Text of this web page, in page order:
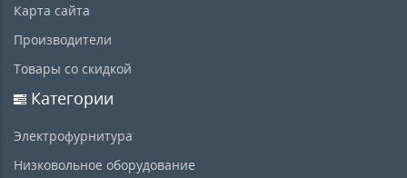
Карта сайта
Производители
Товары со скидкой
Категории
Электрофурнитура
Низковольное оборудование